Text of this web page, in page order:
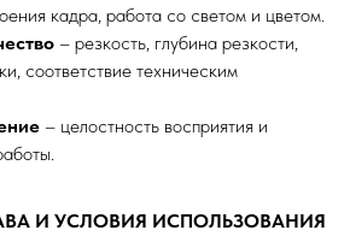
кадра, работа со светом и цветом.
– резкость, глубина резкости,
соответствие техническим
– целостность восприятия и
И УСЛОВИЯ ИСПОЛЬЗОВАНИЯ